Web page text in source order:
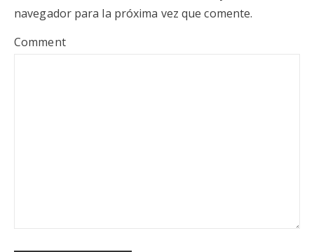
navegador para la próxima vez que comente.
Comment